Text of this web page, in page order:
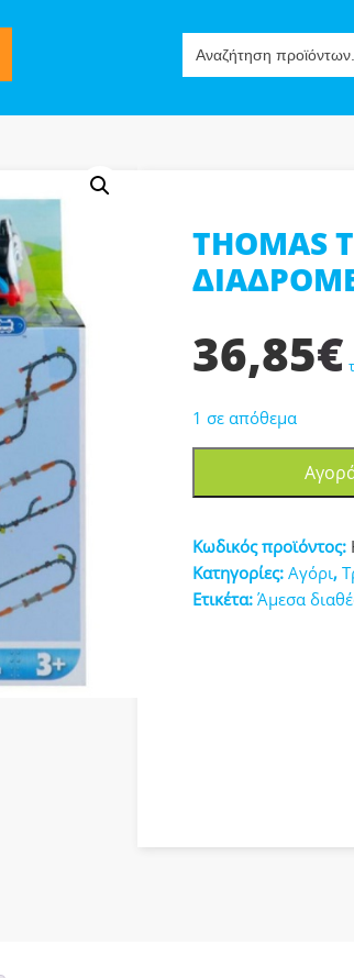
for:
THOMAS
36,85€
1 σε απόθεμα
ΤΡΕΝΑΚΙ
3
ΔΙΑΔΡΟΜΕΣ
Κωδικός προϊόντος:
Κατηγορίες: Αγόρι,
Ετικέτα: Άμεσα